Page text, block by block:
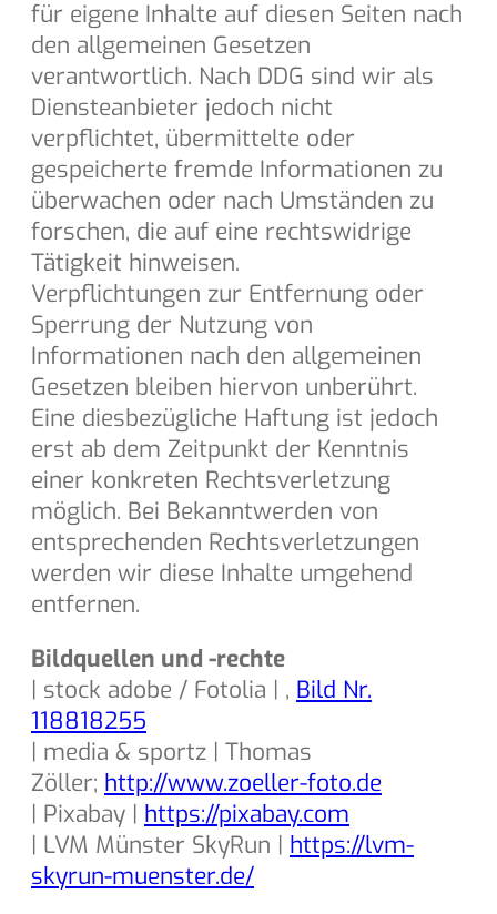
für eigene Inhalte auf diesen Seiten nach
den allgemeinen Gesetzen
verantwortlich. Nach DDG sind wir als
Diensteanbieter jedoch nicht
verpflichtet, übermittelte oder
gespeicherte fremde Informationen zu
überwachen oder nach Umständen zu
forschen, die auf eine rechtswidrige
Tätigkeit hinweisen.
Verpflichtungen zur Entfernung oder
Sperrung der Nutzung von
Informationen nach den allgemeinen
Gesetzen bleiben hiervon unberührt.
Eine diesbezügliche Haftung ist jedoch
erst ab dem Zeitpunkt der Kenntnis
einer konkreten Rechtsverletzung
möglich. Bei Bekanntwerden von
entsprechenden Rechtsverletzungen
werden wir diese Inhalte umgehend
entfernen.
Bildquellen und -rechte
| stock adobe / Fotolia | , Bild Nr.
118818255
| media & sportz | Thomas
Zöller; http://www.zoeller-foto.de
| Pixabay | https://pixabay.com
| LVM Münster SkyRun | https://lvm-
skyrun-muenster.de/